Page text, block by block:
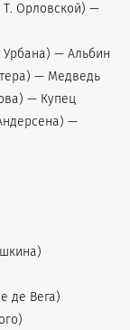
Т. Орловской) —
Урбана) — Альбин
— Медведь
— Купец
—
де Вега)